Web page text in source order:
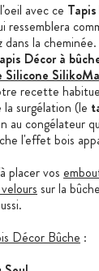
avec ce
ressemblera
la cheminée.
Décor à
Silicone
recette
surgélation (le
au congélateur
l'effet bois
placer vos
sur la
Décor Bûche :